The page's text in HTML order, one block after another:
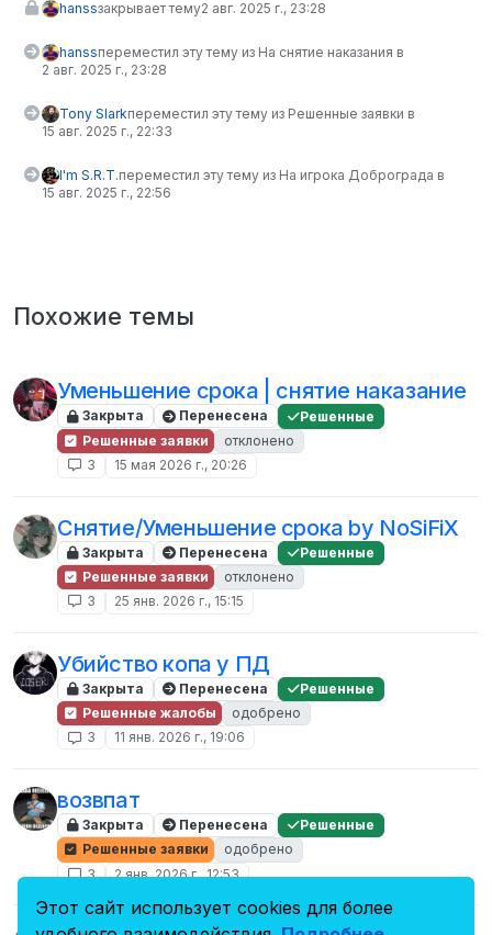
hanssзакрывает тему2 авг. 2025 г., 23:28
hanssпереместил эту тему из На снятие наказания в
2 авг. 2025 г., 23:28
Tony Slarkпереместил эту тему из Решенные заявки в
15 авг. 2025 г., 22:33
I'm S.R.T.переместил эту тему из На игрока Доброграда в
15 авг. 2025 г., 22:56
Похожие темы
Уменьшение срока | снятие наказание
Закрыта Перенесена
Решенные
Решенные заявки
отклонено
3
15 мая 2026 г., 20:26
Снятие/Уменьшение срока by NoSiFiX
Закрыта Перенесена
Решенные
Решенные заявки
отклонено
3
25 янв. 2026 г., 15:15
Убийство копа у ПД
Закрыта Перенесена
Решенные
Решенные жалобы
одобрено
3
11 янв. 2026 г., 19:06
возвпат
Закрыта Перенесена
Решенные
Решенные заявки
одобрено
3
2 янв. 2026 г., 12:53
Этот сайт использует cookies для более